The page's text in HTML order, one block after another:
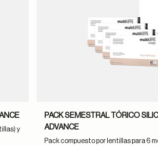
y
PACK SEMESTRAL TÓRICO
ADVANCE
Pack compuesto por lentillas para 6